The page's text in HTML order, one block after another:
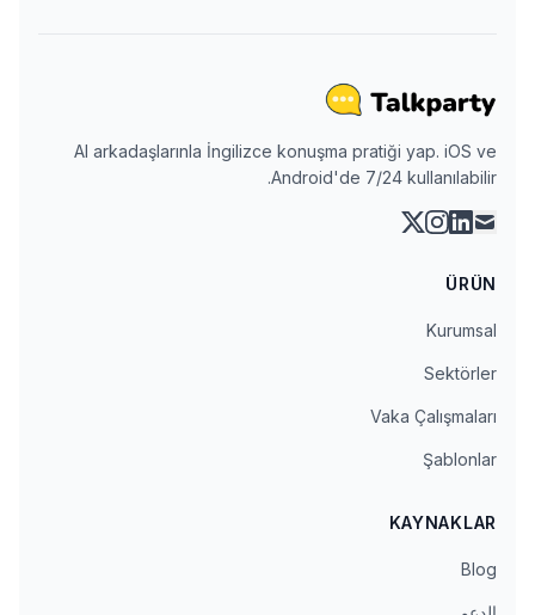
AI arkadaşlarınla İngilizce konuşma pratiği yap. iOS ve
Android'de 7/24 kullanılabilir.
mail
linkedin
instagram
x
ÜRÜN
Kurumsal
Sektörler
Vaka Çalışmaları
Şablonlar
KAYNAKLAR
Blog